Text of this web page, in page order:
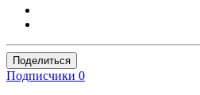
Поделиться
Подписчики 0